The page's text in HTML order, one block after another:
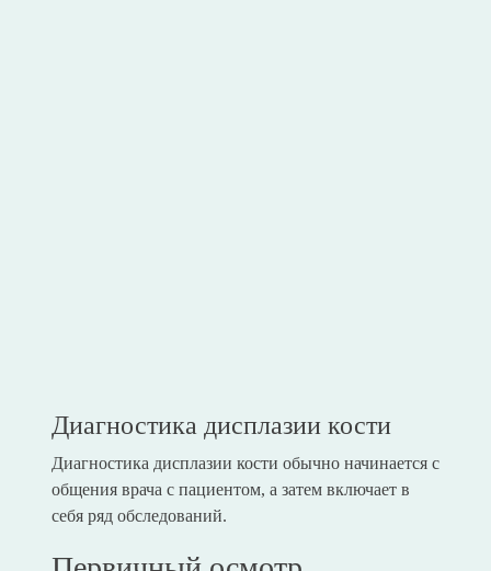
Диагностика дисплазии кости
Диагностика дисплазии кости обычно начинается с
общения врача с пациентом, а затем включает в
себя ряд обследований.